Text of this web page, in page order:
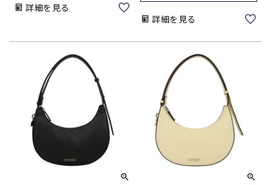
詳細を見る
詳細を見る